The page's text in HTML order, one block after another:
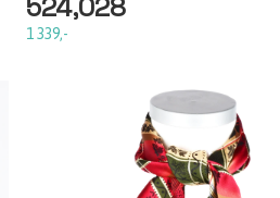
524,028
1 339,-